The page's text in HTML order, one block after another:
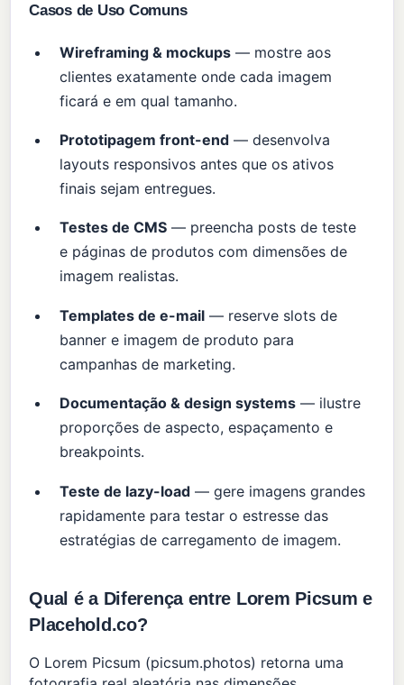
Casos de Uso Comuns
Wireframing & mockups — mostre aos
clientes exatamente onde cada imagem
ficará e em qual tamanho.
Prototipagem front-end — desenvolva
layouts responsivos antes que os ativos
finais sejam entregues.
Testes de CMS — preencha posts de teste
e páginas de produtos com dimensões de
imagem realistas.
Templates de e-mail — reserve slots de
banner e imagem de produto para
campanhas de marketing.
Documentação & design systems — ilustre
proporções de aspecto, espaçamento e
breakpoints.
Teste de lazy-load — gere imagens grandes
rapidamente para testar o estresse das
estratégias de carregamento de imagem.
Qual é a Diferença entre Lorem Picsum e
Placehold.co?
O Lorem Picsum (picsum.photos) retorna uma